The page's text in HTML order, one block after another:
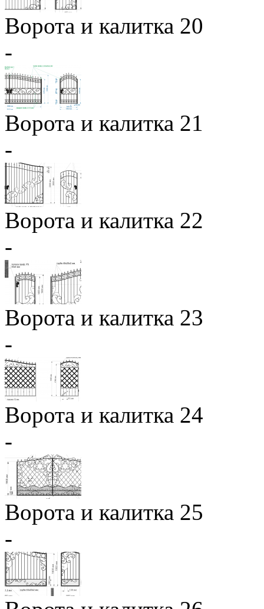
Ворота и калитка 20
-
Ворота и калитка 21
-
Ворота и калитка 22
-
Ворота и калитка 23
-
Ворота и калитка 24
-
Ворота и калитка 25
-